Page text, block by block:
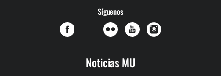
Síguenos
Noticias MU